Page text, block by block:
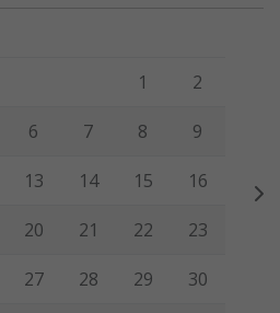
Viernes Sábado
1 2
6 7 8 9
13 14 15 16
20 21 22 23
27 28 29 30